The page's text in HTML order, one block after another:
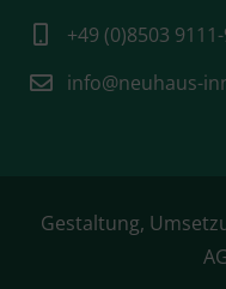
+49 (0)8503 9111-
info@neuhaus-
Gestaltung,